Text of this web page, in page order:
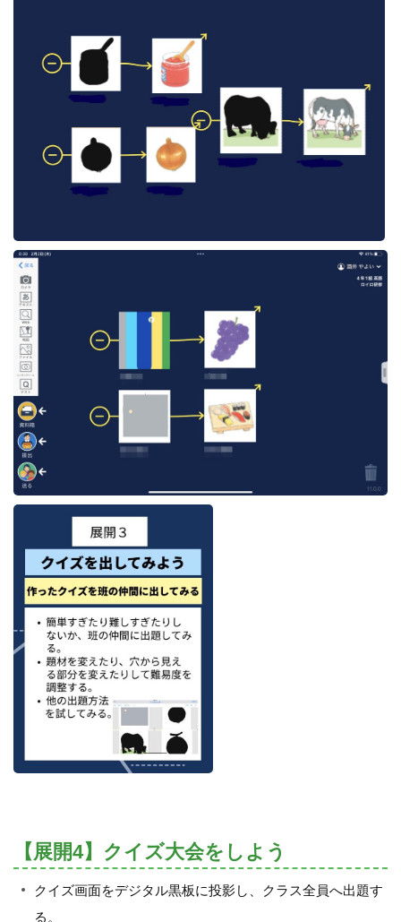
【展開4】クイズ大会をしよう
クイズ画面をデジタル黒板に投影し、クラス全員へ出題す
る。